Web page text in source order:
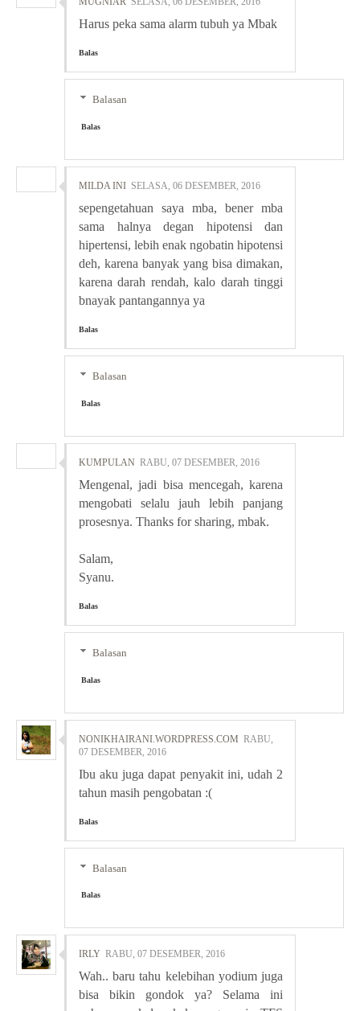
Harus peka sama alarm tubuh ya Mbak
Balas
Balasan
Balas
MILDA INI SELASA, 06 DESEMBER, 2016
sepengetahuan saya mba, bener mba
sama halnya degan hipotensi dan
hipertensi, lebih enak ngobatin hipotensi
deh, karena banyak yang bisa dimakan,
karena darah rendah, kalo darah tinggi
bnayak pantangannya ya
Balas
Balasan
Balas
KUMPULAN RABU, 07 DESEMBER, 2016
Mengenal, jadi bisa mencegah, karena
mengobati selalu jauh lebih panjang
prosesnya. Thanks for sharing, mbak.
Salam,
Syanu.
Balas
Balasan
Balas
NONIKHAIRANI.WORDPRESS.COM RABU,
07 DESEMBER, 2016
Ibu aku juga dapat penyakit ini, udah 2
tahun masih pengobatan :(
Balas
Balasan
Balas
IRLY RABU, 07 DESEMBER, 2016
Wah.. baru tahu kelebihan yodium juga
bisa bikin gondok ya? Selama ini